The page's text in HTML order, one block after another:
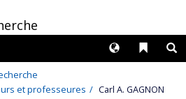
Liens
Langues
et professeures
Carl A. GAGNON